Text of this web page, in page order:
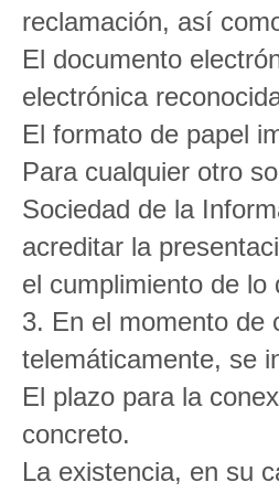
reclamación, así
El documento
electrónica
El formato de papel
Para cualquier otro
Sociedad de la
acreditar la
el cumplimiento de
3. En el momento de
telemáticamente, se
El plazo para la
concreto.
La existencia, en su